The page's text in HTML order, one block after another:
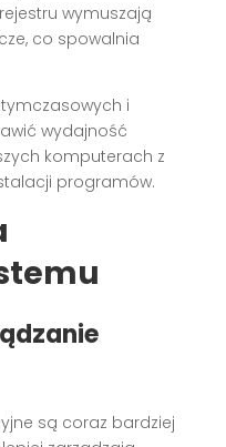
wymuszają
co spowalnia
i
wydajność
komputerach z
programów.
są coraz bardziej